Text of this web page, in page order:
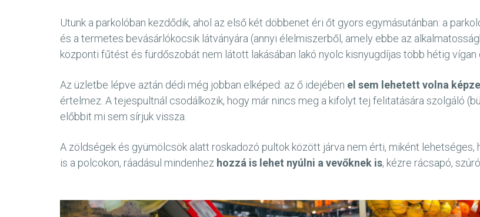
Utunk a parkolóban kezdődik, ahol az első két döbbenet éri őt gyors egymásutánban: a
és a termetes bevásárlókocsik látványára (annyi élelmiszerből, amely ebbe az
központi fűtést és fürdőszobát nem látott lakásában lakó nyolc kisnyugdíjas több hétig
Az üzletbe lépve aztán dédi még jobban elképed: az ő idejében el sem lehetett volna
értelmez. A tejespultnál csodálkozik, hogy már nincs meg a kifolyt tej felitatására szolgáló
előbbit mi sem sírjuk vissza.
A zöldségek és gyümölcsök alatt roskadozó pultok között járva nem érti, miként lehetséges,
is a polcokon, ráadásul mindenhez hozzá is lehet nyúlni a vevőknek is, kézre rácsapó,